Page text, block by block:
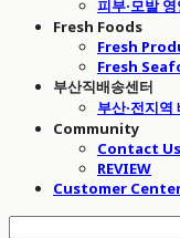
피부·모발
Fresh Foods
Fresh
Fresh
부산직배송센터
부산·전지
Community
Contact Us
REVIEW
Customer